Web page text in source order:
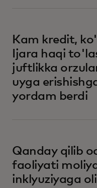
Kam kredit,
Ijara haqi
juftlikka
uyga
yordam berdi
Qanday qilib
faoliyati
inklyuziyaga